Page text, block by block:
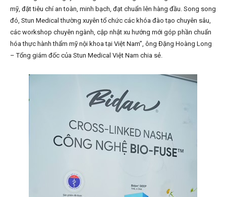
mỹ, đặt tiêu chí an toàn, minh bạch, đạt chuẩn lên hàng đầu. Song song
đó, Stun Medical thường xuyên tổ chức các khóa đào tạo chuyên sâu,
các workshop chuyên ngành, cập nhật xu hướng mới góp phần chuẩn
hóa thực hành thẩm mỹ nội khoa tại Việt Nam”, ông Đặng Hoàng Long
– Tổng giám đốc của Stun Medical Việt Nam chia sẻ.